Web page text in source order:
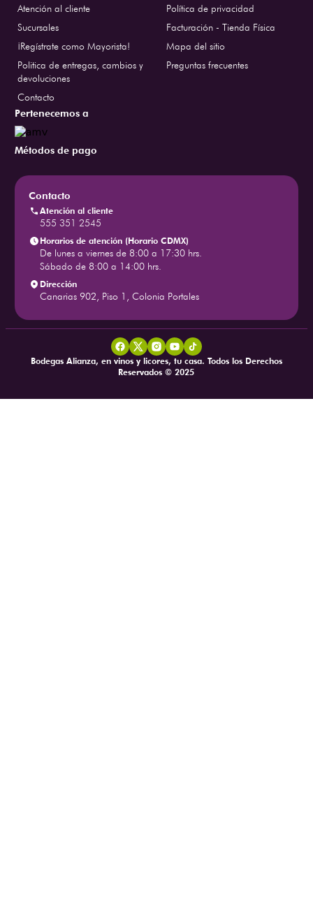
Atención al cliente
Sucursales
¡Regístrate como Mayorista!
Politica de entregas, cambios y
devoluciones
Contacto
Política de privacidad
Facturación - Tienda Física
Mapa del sitio
Preguntas frecuentes
Pertenecemos a
Métodos de pago
Contacto
Atención al cliente
555 351 2545
Horarios de atención (Horario CDMX)
De lunes a viernes de 8:00 a 17:30 hrs.
Sábado de 8:00 a 14:00 hrs.
Dirección
Canarias 902, Piso 1, Colonia Portales
Bodegas Alianza, en vinos y licores, tu casa. Todos los Derechos
Reservados © 2025